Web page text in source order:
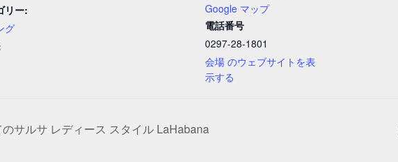
リー:
グ
Google マップ
電話番号
0297-28-1801
会場 のウェブサイトを表
示する
サルサ レディース スタイル LaHabana